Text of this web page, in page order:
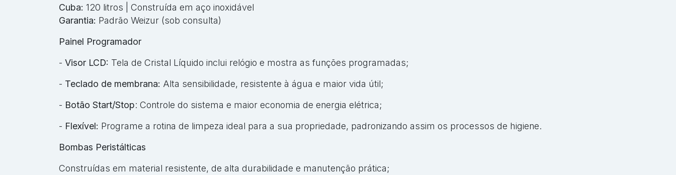
Cuba: 120 litros | Construída em aço inoxidável
Garantia: Padrão Weizur (sob consulta)
Painel Programador
- Visor LCD: Tela de Cristal Líquido inclui relógio e mostra as funções programadas;
- Teclado de membrana: Alta sensibilidade, resistente à água e maior vida útil;
- Botão Start/Stop: Controle do sistema e maior economia de energia elétrica;
- Flexível: Programe a rotina de limpeza ideal para a sua propriedade, padronizando assim os processos de higiene.
Bombas Peristálticas
Construídas em material resistente, de alta durabilidade e manutenção prática;